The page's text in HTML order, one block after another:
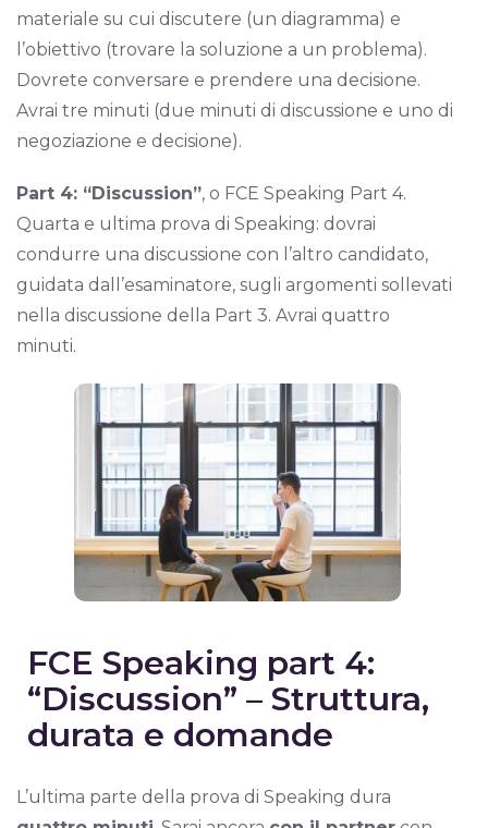
materiale su cui discutere (un diagramma) e
l’obiettivo (trovare la soluzione a un problema).
Dovrete conversare e prendere una decisione.
Avrai tre minuti (due minuti di discussione e uno di
negoziazione e decisione).
Part 4: “Discussion”, o FCE Speaking Part 4.
Quarta e ultima prova di Speaking: dovrai
condurre una discussione con l’altro candidato,
guidata dall’esaminatore, sugli argomenti sollevati
nella discussione della Part 3. Avrai quattro
minuti.
FCE Speaking part 4:
“Discussion” – Struttura,
durata e domande
L’ultima parte della prova di Speaking dura